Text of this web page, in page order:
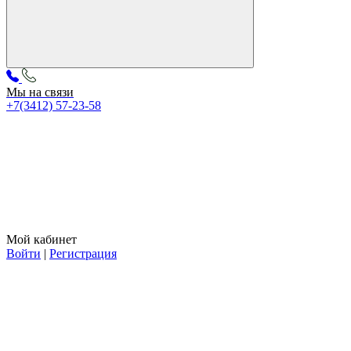
Мы на связи
+7(3412) 57-23-58
Мой кабинет
Войти | Регистрация